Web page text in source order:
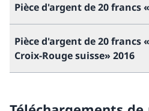
Pièce d'argent de 20 francs
Pièce d'argent de 20 francs
Croix-Rouge suisse» 2016